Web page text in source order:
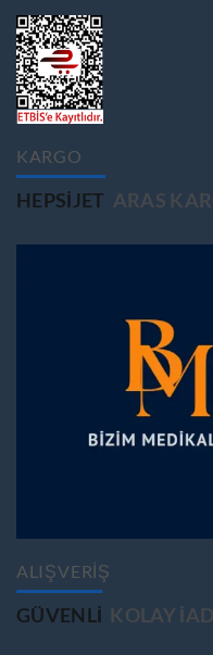
KARGO
HEPSIJET ARAS
ALIŞVERİŞ
GÜVENLİ KOLAY